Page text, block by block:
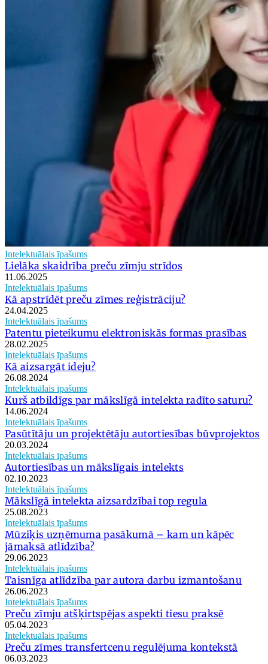
Intelektuālais īpašums
Lielāka skaidrība preču zīmju strīdos
11.06.2025
Intelektuālais īpašums
Kā apstrīdēt preču zīmes reģistrāciju?
24.04.2025
Intelektuālais īpašums
Patentu pieteikumu elektroniskās formas prasības
28.02.2025
Intelektuālais īpašums
Kā aizsargāt ideju?
26.08.2024
Intelektuālais īpašums
Kurš atbildīgs par mākslīgā intelekta radīto saturu?
14.06.2024
Intelektuālais īpašums
Pasūtītāju un projektētāju autortiesības būvprojektos
20.03.2024
Intelektuālais īpašums
Autortiesības un mākslīgais intelekts
02.10.2023
Intelektuālais īpašums
Mākslīgā intelekta aizsardzībai top regula
25.08.2023
Intelektuālais īpašums
Mūziķis uzņēmuma pasākumā – kam un kāpēc
jāmaksā atlīdzība?
29.06.2023
Intelektuālais īpašums
Taisnīga atlīdzība par autora darbu izmantošanu
26.06.2023
Intelektuālais īpašums
Preču zīmju atšķirtspējas aspekti tiesu praksē
05.04.2023
Intelektuālais īpašums
Preču zīmes transfertcenu regulējuma kontekstā
06.03.2023